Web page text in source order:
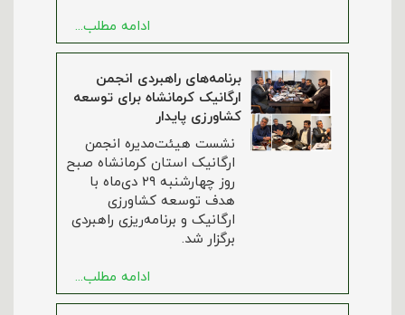
ادامه مطلب...
برنامه‌های راهبردی انجمن
ارگانیک کرمانشاه برای توسعه
کشاورزی پایدار
نشست هیئت‌مدیره انجمن
ارگانیک استان کرمانشاه صبح
روز چهارشنبه ۲۹ دی‌ماه با
هدف توسعه کشاورزی
ارگانیک و برنامه‌ریزی راهبردی
برگزار شد.
ادامه مطلب...